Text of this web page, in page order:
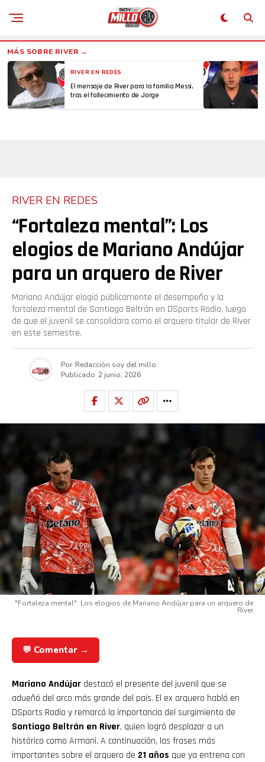
RIVER EN REDES
El mensaje de River para la familia Messi,
tras el fallecimiento de Jorge
RIVER EN REDES
“Fortaleza mental”: Los
elogios de Mariano Andújar
para un arquero de River
Mariano Andújar elogió públicamente el desempeño y la
fortaleza mental de Santiago Beltrán en DSports Radio, luego
de que el juvenil se consolidara como el arquero titular de River
en este semestre.
Por Redacción soy del millo
Publicado 2 junio, 2026
"Fortaleza mental": Los elogios de Mariano Andújar para un arquero de
River
💬 Comentar →
Mariano Andújar destacó el presente del juvenil que se
adueñó del arco más grande del país. El ex arquero habló en
DSports Radio y remarcó la importancia del surgimiento de
Santiago Beltrán en River, quien logró desplazar a un
histórico como Armani. A continuación, las frases más
importantes sobre el arquero de 21 años que ya entrena con